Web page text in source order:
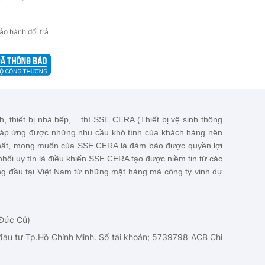
250.000đ
hành đổi trả
thiết bị nhà bếp,... thì SSE CERA (Thiết bị vệ sinh thông
ứng được những nhu cầu khó tính của khách hàng nên
mong muốn của SSE CERAlà đảm bảo được quyền lợi
uy tín là điều khiến SSE CERAtạo được niềm tin từ các
đầu tại Việt Nam từ những mặt hàng mà công ty vinh dự
Củ)
tư Tp.Hồ Chính Minh. Số tài khoản; 5739798 ACB Chi